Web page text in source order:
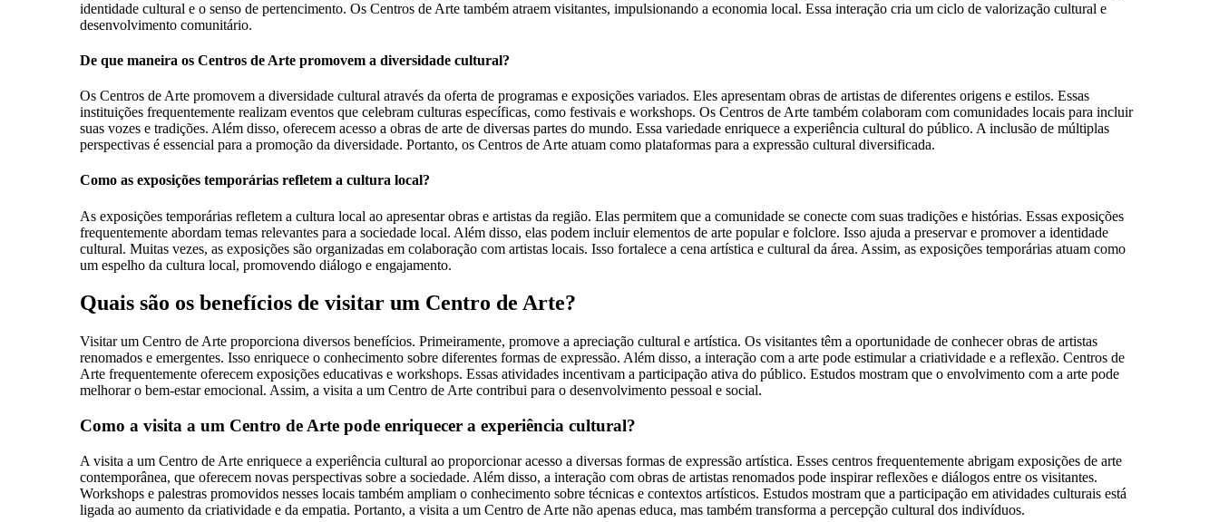
identidade cultural e o senso de pertencimento. Os Centros de Arte também atraem visitantes, impulsionando a economia local. Essa interação cria um ciclo de valorização cultural e
desenvolvimento comunitário.
De que maneira os Centros de Arte promovem a diversidade cultural?
Os Centros de Arte promovem a diversidade cultural através da oferta de programas e exposições variados. Eles apresentam obras de artistas de diferentes origens e estilos. Essas
instituições frequentemente realizam eventos que celebram culturas específicas, como festivais e workshops. Os Centros de Arte também colaboram com comunidades locais para incluir
suas vozes e tradições. Além disso, oferecem acesso a obras de arte de diversas partes do mundo. Essa variedade enriquece a experiência cultural do público. A inclusão de múltiplas
perspectivas é essencial para a promoção da diversidade. Portanto, os Centros de Arte atuam como plataformas para a expressão cultural diversificada.
Como as exposições temporárias refletem a cultura local?
As exposições temporárias refletem a cultura local ao apresentar obras e artistas da região. Elas permitem que a comunidade se conecte com suas tradições e histórias. Essas exposições
frequentemente abordam temas relevantes para a sociedade local. Além disso, elas podem incluir elementos de arte popular e folclore. Isso ajuda a preservar e promover a identidade
cultural. Muitas vezes, as exposições são organizadas em colaboração com artistas locais. Isso fortalece a cena artística e cultural da área. Assim, as exposições temporárias atuam como
um espelho da cultura local, promovendo diálogo e engajamento.
Quais são os benefícios de visitar um Centro de Arte?
Visitar um Centro de Arte proporciona diversos benefícios. Primeiramente, promove a apreciação cultural e artística. Os visitantes têm a oportunidade de conhecer obras de artistas
renomados e emergentes. Isso enriquece o conhecimento sobre diferentes formas de expressão. Além disso, a interação com a arte pode estimular a criatividade e a reflexão. Centros de
Arte frequentemente oferecem exposições educativas e workshops. Essas atividades incentivam a participação ativa do público. Estudos mostram que o envolvimento com a arte pode
melhorar o bem-estar emocional. Assim, a visita a um Centro de Arte contribui para o desenvolvimento pessoal e social.
Como a visita a um Centro de Arte pode enriquecer a experiência cultural?
A visita a um Centro de Arte enriquece a experiência cultural ao proporcionar acesso a diversas formas de expressão artística. Esses centros frequentemente abrigam exposições de arte
contemporânea, que oferecem novas perspectivas sobre a sociedade. Além disso, a interação com obras de artistas renomados pode inspirar reflexões e diálogos entre os visitantes.
Workshops e palestras promovidos nesses locais também ampliam o conhecimento sobre técnicas e contextos artísticos. Estudos mostram que a participação em atividades culturais está
ligada ao aumento da criatividade e da empatia. Portanto, a visita a um Centro de Arte não apenas educa, mas também transforma a percepção cultural dos indivíduos.